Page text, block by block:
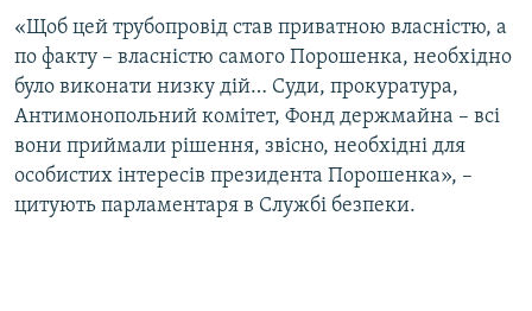
«Щоб цей трубопровід став приватною власністю, а
по факту – власністю самого Порошенка, необхідно
було виконати низку дій… Суди, прокуратура,
Антимонопольний комітет, Фонд держмайна – всі
вони приймали рішення, звісно, необхідні для
особистих інтересів президента Порошенка», –
цитують парламентаря в Службі безпеки.